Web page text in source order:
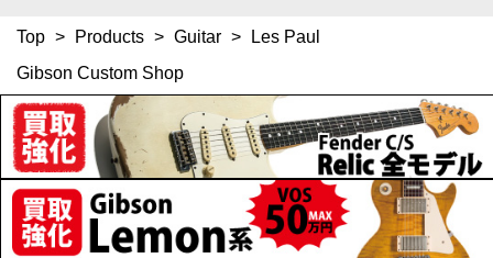
Top > Products > Guitar >
Les Paul
Gibson Custom Shop